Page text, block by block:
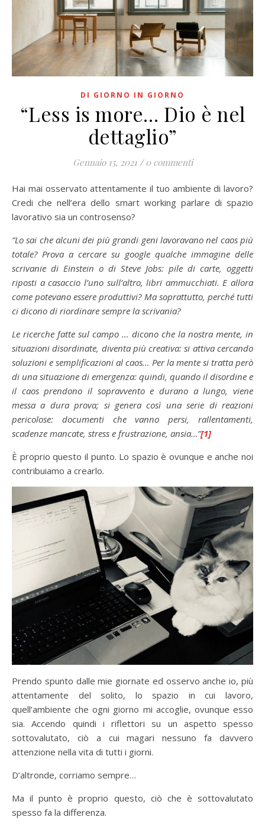
DI GIORNO IN GIORNO
“Less is more… Dio è nel
dettaglio”
Gennaio 15, 2021 / 0 commenti
Hai mai osservato attentamente il tuo ambiente di lavoro?
Credi che nell’era dello smart working parlare di spazio
lavorativo sia un controsenso?
“Lo sai che alcuni dei più grandi geni lavoravano nel caos più
totale? Prova a cercare su google qualche immagine delle
scrivanie di Einstein o di Steve Jobs: pile di carte, oggetti
riposti a casaccio l’uno sull’altro, libri ammucchiati. E allora
come potevano essere produttivi? Ma soprattutto, perché tutti
ci dicono di riordinare sempre la scrivania?
Le ricerche fatte sul campo … dicono che la nostra mente, in
situazioni disordinate, diventa più creativa: si attiva cercando
soluzioni e semplificazioni al caos… Per la mente si tratta però
di una situazione di emergenza: quindi, quando il disordine e
il caos prendono il sopravvento e durano a lungo, viene
messa a dura prova; si genera così una serie di reazioni
pericolose: documenti che vanno persi, rallentamenti,
scadenze mancate, stress e frustrazione, ansia…”[1]
È proprio questo il punto. Lo spazio è ovunque e anche noi
contribuiamo a crearlo.
Prendo spunto dalle mie giornate ed osservo anche io, più
attentamente del solito, lo spazio in cui lavoro,
quell’ambiente che ogni giorno mi accoglie, ovunque esso
sia. Accendo quindi i riflettori su un aspetto spesso
sottovalutato, ciò a cui magari nessuno fa davvero
attenzione nella vita di tutti i giorni.
D’altronde, corriamo sempre…
Ma il punto è proprio questo, ciò che è sottovalutato
spesso fa la differenza.